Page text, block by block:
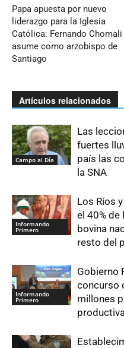
Papa apuesta por nuevo
liderazgo para la Iglesia
Católica: Fernando Chomali
asume como arzobispo de
Santiago
Artículos relacionados
Campo al Día
Las
fuertes
país las
la SNA
Informando
Primero
Los Ríos
el 40%
bovina
resto del
Informando
Primero
Gobierno
concurso
millones